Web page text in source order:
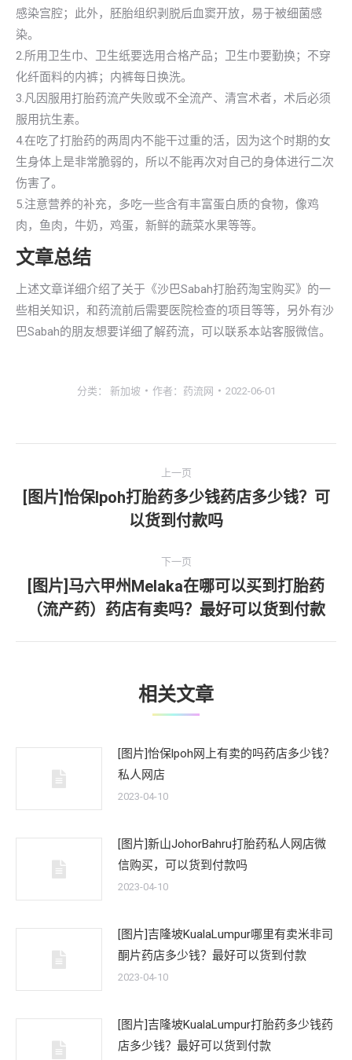
感染宫腔；此外，胚胎组织剥脱后血窦开放，易于被细菌感
染。
2.所用卫生巾、卫生纸要选用合格产品；卫生巾要勤换；不穿
化纤面料的内裤；内裤每日换洗。
3.凡因服用打胎药流产失败或不全流产、清宫术者，术后必须
服用抗生素。
4.在吃了打胎药的两周内不能干过重的活，因为这个时期的女
生身体上是非常脆弱的，所以不能再次对自己的身体进行二次
伤害了。
5.注意营养的补充，多吃一些含有丰富蛋白质的食物，像鸡
肉，鱼肉，牛奶，鸡蛋，新鲜的蔬菜水果等等。
文章总结
上述文章详细介绍了关于《沙巴Sabah打胎药淘宝购买》的一
些相关知识，和药流前后需要医院检查的项目等等，另外有沙
巴Sabah的朋友想要详细了解药流，可以联系本站客服微信。
分类： 新加坡 作者： 药流网 2022-06-01
章
上一页
上
一
[图片]怡保lpoh打胎药多少钱药店多少钱？可
以货到付款吗
下一页
下
一
文
[图片]马六甲州Melaka在哪可以买到打胎药
（流产药）药店有卖吗？最好可以货到付款
相关文章
[图片]怡保lpoh网上有卖的吗药店多少钱？
私人网店
2023-04-10
[图片]新山JohorBahru打胎药私人网店微
信购买，可以货到付款吗
2023-04-10
[图片]吉隆坡KualaLumpur哪里有卖米非司
酮片药店多少钱？最好可以货到付款
2023-04-10
[图片]吉隆坡KualaLumpur打胎药多少钱药
店多少钱？最好可以货到付款